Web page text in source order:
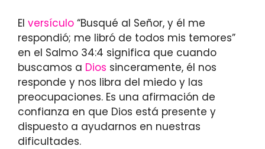
El versículo “Busqué al Señor, y él me
respondió; me libró de todos mis temores”
en el Salmo 34:4 significa que cuando
buscamos a Dios sinceramente, él nos
responde y nos libra del miedo y las
preocupaciones. Es una afirmación de
confianza en que Dios está presente y
dispuesto a ayudarnos en nuestras
dificultades.